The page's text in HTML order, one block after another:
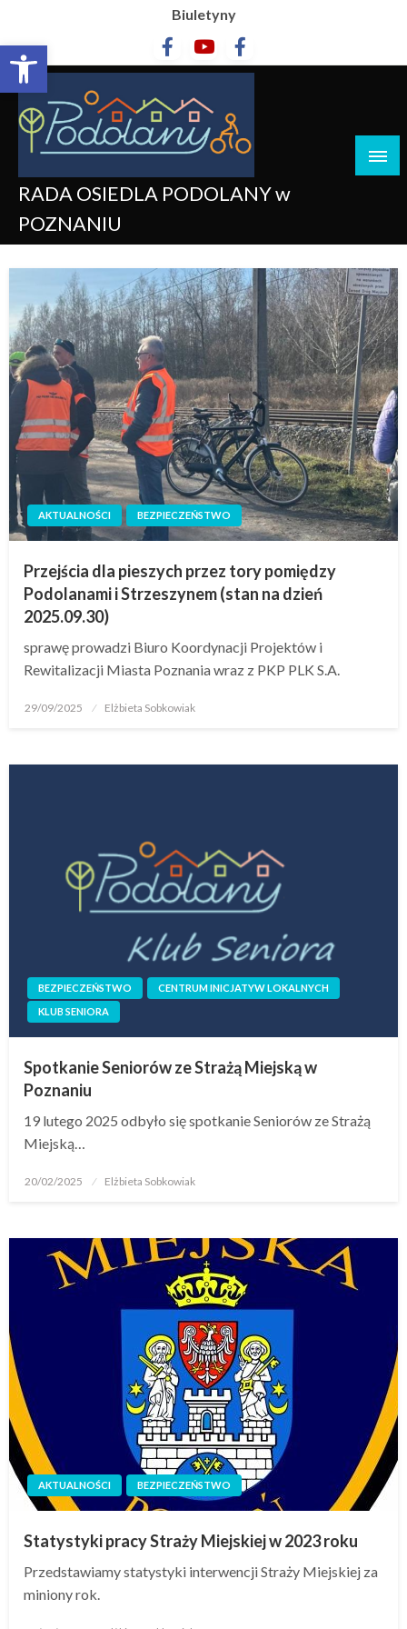
Otwórz pasek narzędzi
Biuletyny
RADA OSIEDLA PODOLANY w
POZNANIU
AKTUALNOŚCI BEZPIECZEŃSTWO
Przejścia dla pieszych przez tory pomiędzy
Podolanami i Strzeszynem (stan na dzień
2025.09.30)
sprawę prowadzi Biuro Koordynacji Projektów i
Rewitalizacji Miasta Poznania wraz z PKP PLK S.A.
29/09/2025 Elżbieta Sobkowiak
BEZPIECZEŃSTWO
CENTRUM INICJATYW LOKALNYCH
KLUB SENIORA
Spotkanie Seniorów ze Strażą Miejską w
Poznaniu
19 lutego 2025 odbyło się spotkanie Seniorów ze Strażą
Miejską…
20/02/2025 Elżbieta Sobkowiak
AKTUALNOŚCI BEZPIECZEŃSTWO
Statystyki pracy Straży Miejskiej w 2023 roku
Przedstawiamy statystyki interwencji Straży Miejskiej za
miniony rok.